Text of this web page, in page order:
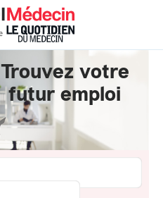
Trouvez votre
futur emploi